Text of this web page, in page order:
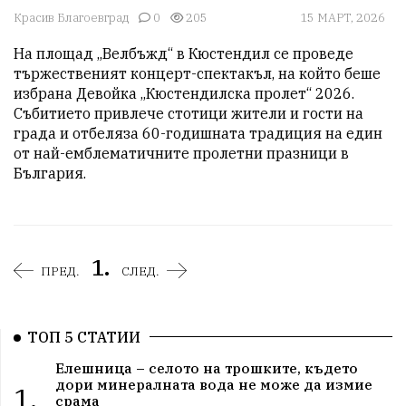
Красив Благоевград 0 205 15 МАРТ, 2026
На площад „Велбъжд“ в Кюстендил се проведе
тържественият концерт-спектакъл, на който беше
избрана Девойка „Кюстендилска пролет“ 2026.
Събитието привлече стотици жители и гости на
града и отбеляза 60-годишната традиция на един
от най-емблематичните пролетни празници в
ПРЕД. 1. СЛЕД.
ТОП 5 СТАТИИ
1.
Елешница – селото на трошките, където
дори минералната вода не може да измие
срама